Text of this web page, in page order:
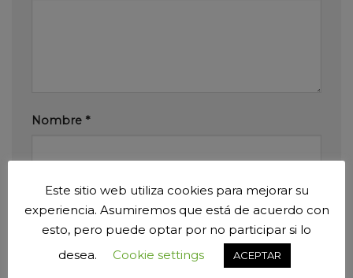
Nombre *
Correo electrónico*
Este sitio web utiliza cookies para mejorar su
experiencia. Asumiremos que está de acuerdo con
esto, pero puede optar por no participar si lo
desea.
Cookie settings ACEPTAR